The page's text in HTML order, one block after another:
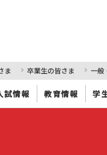
ま 卒業生の皆さま 一般
試情報 教育情報 学